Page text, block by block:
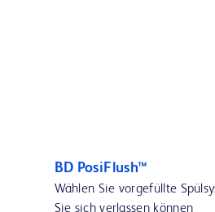
BD PosiFlush™
Wählen Sie vorgefüllte
Sie sich verlassen können